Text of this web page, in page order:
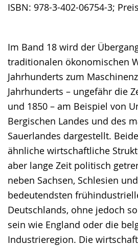
ISBN: 978-3-402-06754-3;
Im Band 18 wird der
traditionalen ökonomischen
Jahrhunderts zum
Jahrhunderts – ungefähr die
und 1850 – am Beispiel von
Bergischen Landes und des
Sauerlandes dargestellt.
ähnliche wirtschaftliche
aber lange Zeit politisch
neben Sachsen, Schlesien
bedeutendsten
Deutschlands, ohne jedoch
sein wie England oder die
Industrieregion. Die